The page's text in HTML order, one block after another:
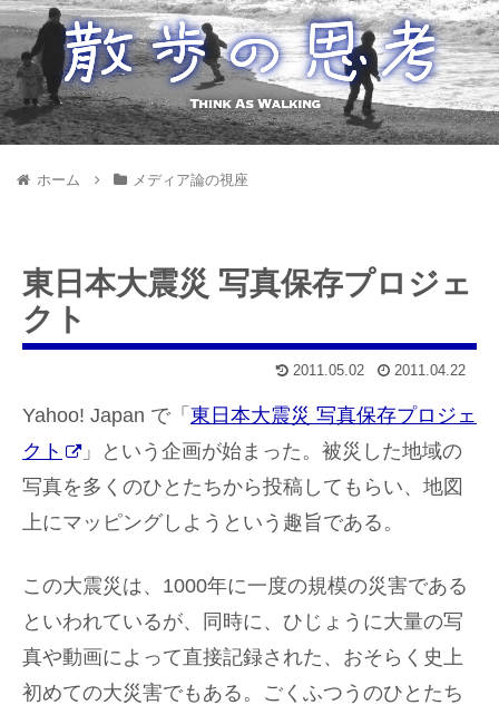
ホーム メディア論の視座
東日本大震災 写真保存プロジェ
クト
2011.05.02 2011.04.22
Yahoo! Japan で「 東日本大震災 写真保存プロジェ
クト
」という企画が始まった。被災した地域の
写真を多くのひとたちから投稿してもらい、地図
上にマッピングしようという趣旨である。
この大震災は、1000年に一度の規模の災害である
といわれているが、同時に、ひじょうに大量の写
真や動画によって直接記録された、おそらく史上
初めての大災害でもある。ごくふつうのひとたち